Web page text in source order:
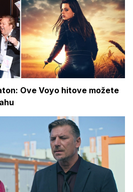
Ove Voyo hitove možete